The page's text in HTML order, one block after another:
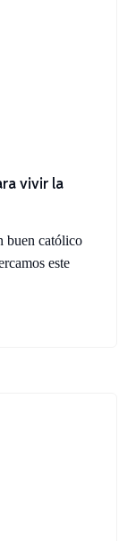
vivir la
buen católico
este